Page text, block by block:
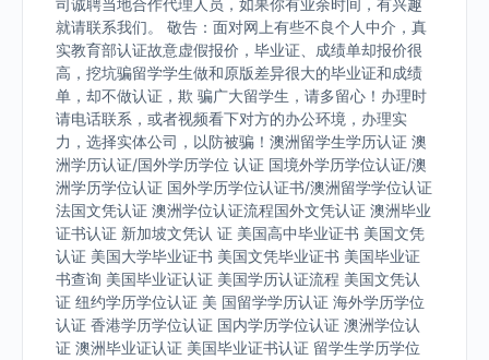
司诚聘当地合作代理人员，如果你有业余时间，有兴趣
就请联系我们。 敬告：面对网上有些不良个人中介，真
实教育部认证故意虚假报价，毕业证、成绩单却报价很
高，挖坑骗留学学生做和原版差异很大的毕业证和成绩
单，却不做认证，欺 骗广大留学生，请多留心！办理时
请电话联系，或者视频看下对方的办公环境，办理实
力，选择实体公司，以防被骗！澳洲留学生学历认证 澳
洲学历认证/国外学历学位 认证 国境外学历学位认证/澳
洲学历学位认证 国外学历学位认证书/澳洲留学学位认证
法国文凭认证 澳洲学位认证流程国外文凭认证 澳洲毕业
证书认证 新加坡文凭认 证 美国高中毕业证书 美国文凭
认证 美国大学毕业证书 美国文凭毕业证书 美国毕业证
书查询 美国毕业证认证 美国学历认证流程 美国文凭认
证 纽约学历学位认证 美 国留学学历认证 海外学历学位
认证 香港学历学位认证 国内学历学位认证 澳洲学位认
证 澳洲毕业证认证 美国毕业证书认证 留学生学历学位